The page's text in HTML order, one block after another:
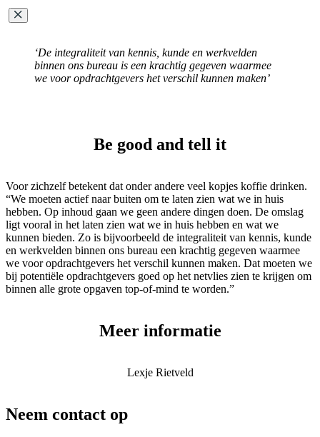
‘De integraliteit van kennis, kunde en werkvelden
binnen ons bureau is een krachtig gegeven waarmee
we voor opdrachtgevers het verschil kunnen maken’
Be good and tell it
Voor zichzelf betekent dat onder andere veel kopjes koffie drinken.
“We moeten actief naar buiten om te laten zien wat we in huis
hebben. Op inhoud gaan we geen andere dingen doen. De omslag
ligt vooral in het laten zien wat we in huis hebben en wat we
kunnen bieden. Zo is bijvoorbeeld de integraliteit van kennis, kunde
en werkvelden binnen ons bureau een krachtig gegeven waarmee
we voor opdrachtgevers het verschil kunnen maken. Dat moeten we
bij potentiële opdrachtgevers goed op het netvlies zien te krijgen om
binnen alle grote opgaven top-of-mind te worden.”
Meer informatie
Lexje Rietveld
Neem contact op